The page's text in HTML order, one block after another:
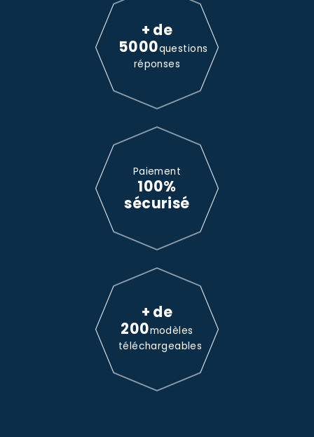
+ de
5000questions
réponses
Paiement
100%
sécurisé
+ de
200modèles
téléchargeables